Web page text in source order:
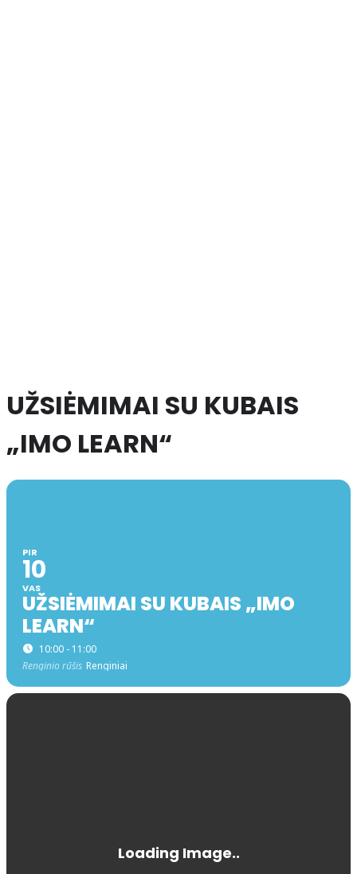
UŽSIĖMIMAI SU KUBAIS
„IMO LEARN“
PIR
10
VAS
UŽSIĖMIMAI SU KUBAIS „IMO
LEARN“
10:00 - 11:00
Renginio rūšis Renginiai